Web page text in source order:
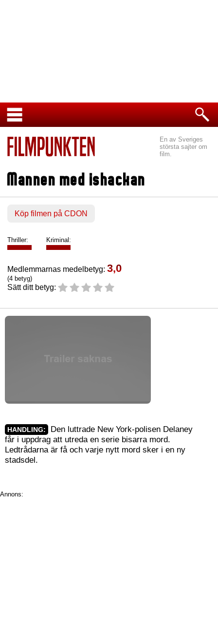
En av Sveriges
största sajter om
film.
Mannen med ishackan
Köp filmen på CDON
Thriller: Kriminal:
Medlemmarnas medelbetyg: 3,0
(4 betyg)
Sätt ditt betyg:
HANDLING:
Den luttrade New York-polisen Delaney
får i uppdrag att utreda en serie bisarra mord.
Ledtrådarna är få och varje nytt mord sker i en ny
stadsdel.
Annons: